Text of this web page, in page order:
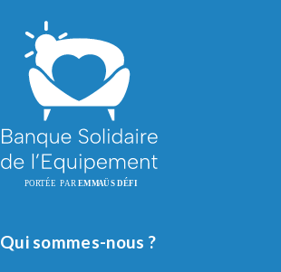
Qui sommes-nous ?